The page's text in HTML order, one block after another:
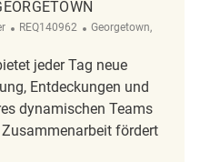
ReqId
REQ140962 Ort
Georgetown,
jeder Tag neue
Entdeckungen und
dynamischen Teams
fördert